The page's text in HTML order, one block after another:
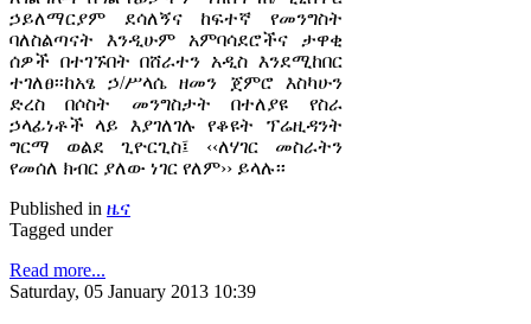
ኃይለማርያም ደሳለኝና ከፍተኛ የመንግስት
ባለስልጣናት እንዲሁም አምባሳደሮችና ታዋቂ
ሰዎች በተገኙበት በሸራተን አዲስ እንደሚከበር
ተገለፀ፡፡ከአፄ ኃ/ሥላሴ ዘመን ጀምሮ እስካሁን
ድረስ በሶስት መንግስታት በተለያዩ የስራ
ኃላፊነቶች ላይ እያገለገሉ የቆዩት ፕሬዚዳንት
ግርማ ወልደ ጊዮርጊስ፤ ‹‹ለሃገር መስራትን
የመሰለ ክብር ያለው ነገር የለም›› ይላሉ፡፡
Published in ዜና
Tagged under
Read more...
Saturday, 05 January 2013 10:39